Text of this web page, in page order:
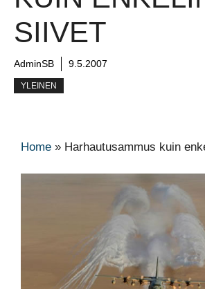
SIIVET
AdminSB 9.5.2007
YLEINEN
Home » Harhautusammus kuin